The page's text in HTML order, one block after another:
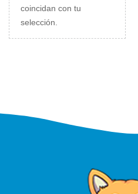
coincidan con tu
selección.